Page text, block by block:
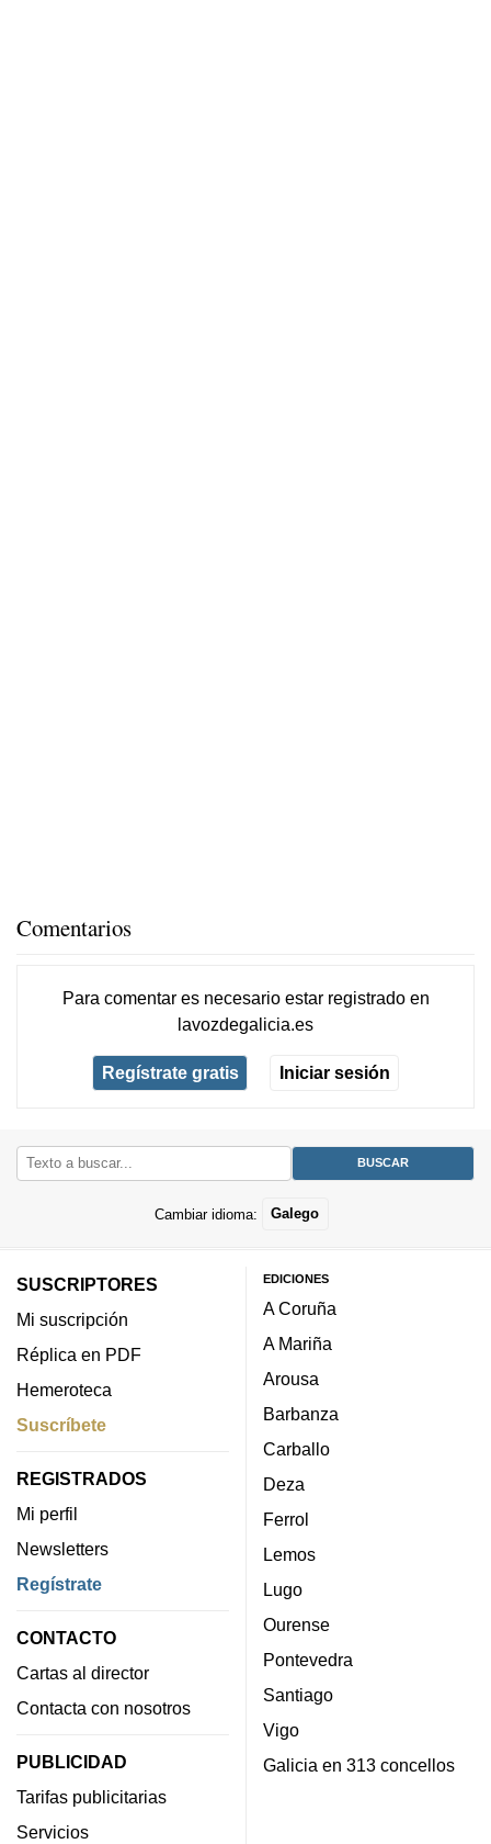
Comentarios
Para comentar es necesario estar registradoen
lavozdegalicia.es
Regístrate gratis Iniciar sesión
Cambiar idioma: Galego
SUSCRIPTORES
Mi suscripción
Réplica en PDF
Hemeroteca
Suscríbete
REGISTRADOS
Mi perfil
Newsletters
Regístrate
CONTACTO
Cartas al director
Contacta con nosotros
PUBLICIDAD
Tarifas publicitarias
Servicios
EDICIONES
A Coruña
A Mariña
Arousa
Barbanza
Carballo
Deza
Ferrol
Lemos
Lugo
Ourense
Pontevedra
Santiago
Vigo
Galicia en 313 concellos